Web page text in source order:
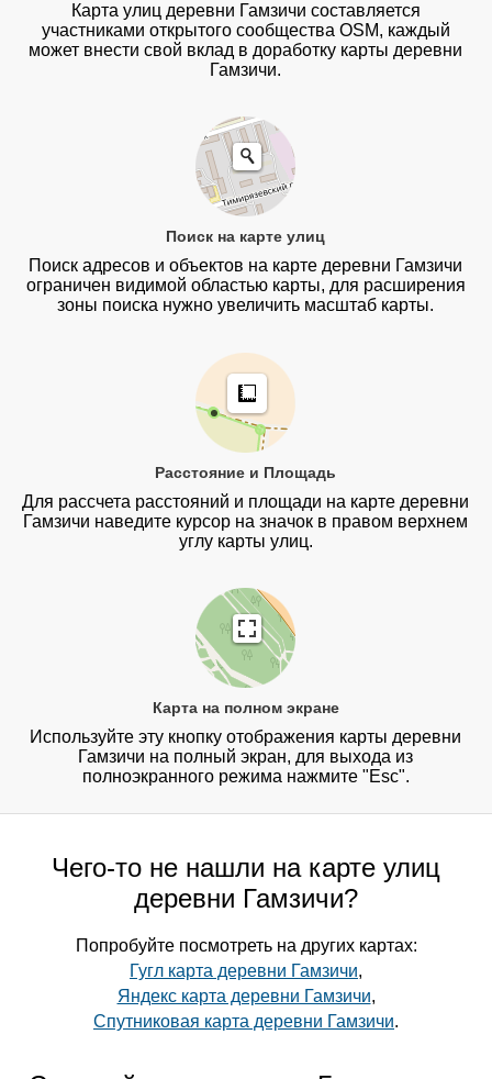
Карта улиц деревни Гамзичи составляется
участниками открытого сообщества OSM, каждый
может внести свой вклад в доработку карты деревни
Гамзичи.
Поиск на карте улиц
Поиск адресов и объектов на карте деревни Гамзичи
ограничен видимой областью карты, для расширения
зоны поиска нужно увеличить масштаб карты.
Расстояние и Площадь
Для рассчета расстояний и площади на карте деревни
Гамзичи наведите курсор на значок в правом верхнем
углу карты улиц.
Карта на полном экране
Используйте эту кнопку отображения карты деревни
Гамзичи на полный экран, для выхода из
полноэкранного режима нажмите "Esc".
Чего-то не нашли на карте улиц
деревни Гамзичи?
Попробуйте посмотреть на других картах:
Гугл карта деревни Гамзичи,
Яндекс карта деревни Гамзичи,
Спутниковая карта деревни Гамзичи.